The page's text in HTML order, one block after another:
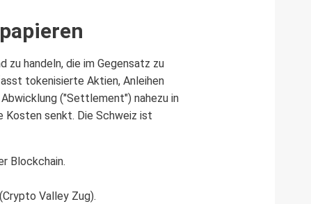
zu handeln, die im Gegensatz zu
tokenisierte Aktien, Anleihen
("Settlement") nahezu in
Kosten senkt. Die Schweiz ist
Blockchain.
Valley Zug).